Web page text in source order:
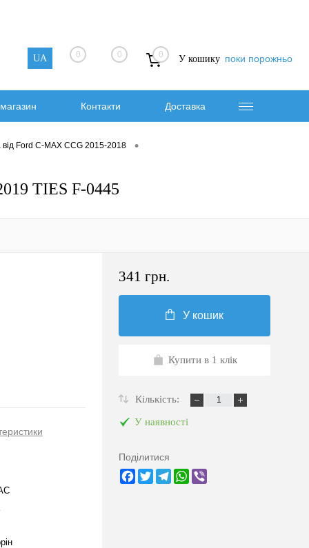
UA 0 0 0 У кошику поки порожньо
Контакти Доставка
від Ford C-MAX CCG 2015-2018 •
TIES F-0445
341 грн.
У кошик
Купити в 1 клік
Кількість:
У наявності
Поділитися
Facebook
TwitterTelegramWhatsApp